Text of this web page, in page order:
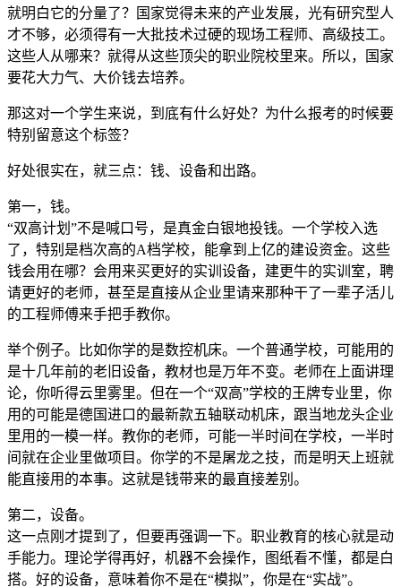
就明白它的分量了？国家觉得未来的产业发展，光有研究型人
才不够，必须得有一大批技术过硬的现场工程师、高级技工。
这些人从哪来？就得从这些顶尖的职业院校里来。所以，国家
要花大力气、大价钱去培养。
那这对一个学生来说，到底有什么好处？为什么报考的时候要
特别留意这个标签？
好处很实在，就三点：钱、设备和出路。
第一，钱。
“双高计划”不是喊口号，是真金白银地投钱。一个学校入选
了，特别是档次高的A档学校，能拿到上亿的建设资金。这些
钱会用在哪？会用来买更好的实训设备，建更牛的实训室，聘
请更好的老师，甚至是直接从企业里请来那种干了一辈子活儿
的工程师傅来手把手教你。
举个例子。比如你学的是数控机床。一个普通学校，可能用的
是十几年前的老旧设备，教材也是万年不变。老师在上面讲理
论，你听得云里雾里。但在一个“双高”学校的王牌专业里，你
用的可能是德国进口的最新款五轴联动机床，跟当地龙头企业
里用的一模一样。教你的老师，可能一半时间在学校，一半时
间就在企业里做项目。你学的不是屠龙之技，而是明天上班就
能直接用的本事。这就是钱带来的最直接差别。
第二，设备。
这一点刚才提到了，但要再强调一下。职业教育的核心就是动
手能力。理论学得再好，机器不会操作，图纸看不懂，都是白
搭。好的设备，意味着你不是在“模拟”，你是在“实战”。